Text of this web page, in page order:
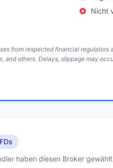
Nicht
from respected financial
others. Delays, slippage may
haben diesen Broker gewählt